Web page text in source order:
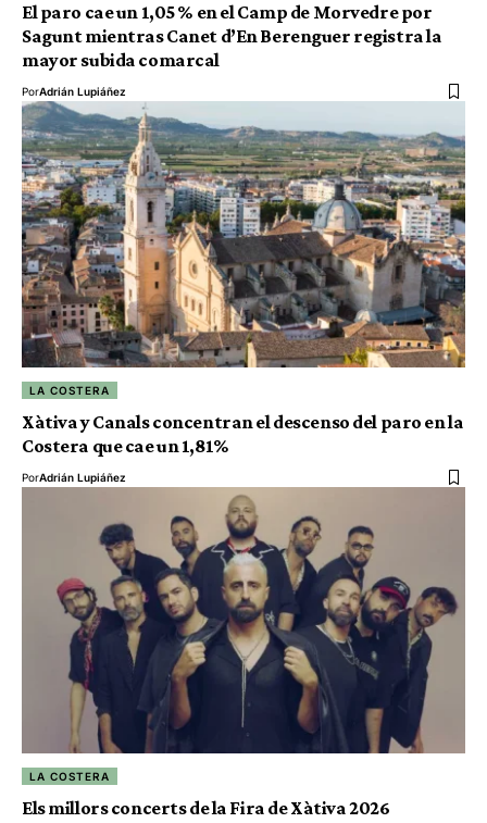
El paro cae un 1,05 % en el Camp de Morvedre por
Sagunt mientras Canet d’En Berenguer registra la
mayor subida comarcal
PorAdrián Lupiáñez
LA COSTERA
Xàtiva y Canals concentran el descenso del paro en la
Costera que cae un 1,81%
PorAdrián Lupiáñez
LA COSTERA
Els millors concerts de la Fira de Xàtiva 2026